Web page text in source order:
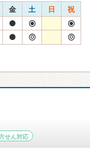
金 土 日 祝
せん対応